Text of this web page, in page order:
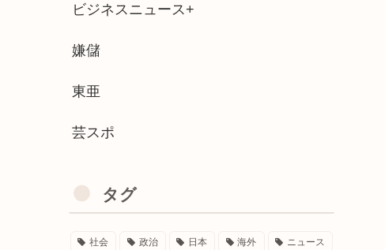
夜職顔」ってなに？ SNSで広がる新たなルッ...
4の最終メンバーとかいう最高のチーム
ビジネスニュース+
嫌儲
東亜
芸スポ
タグ
社会 政治 日本 海外 ニュース